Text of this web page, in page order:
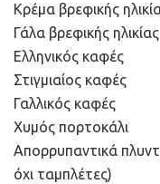
Κρέμα βρεφικής
Γάλα βρεφικής ηλικίας
Ελληνικός καφές
Στιγμιαίος καφές
Γαλλικός καφές
Χυμός πορτοκάλι
Απορρυπαντικά
όχι ταμπλέτες)